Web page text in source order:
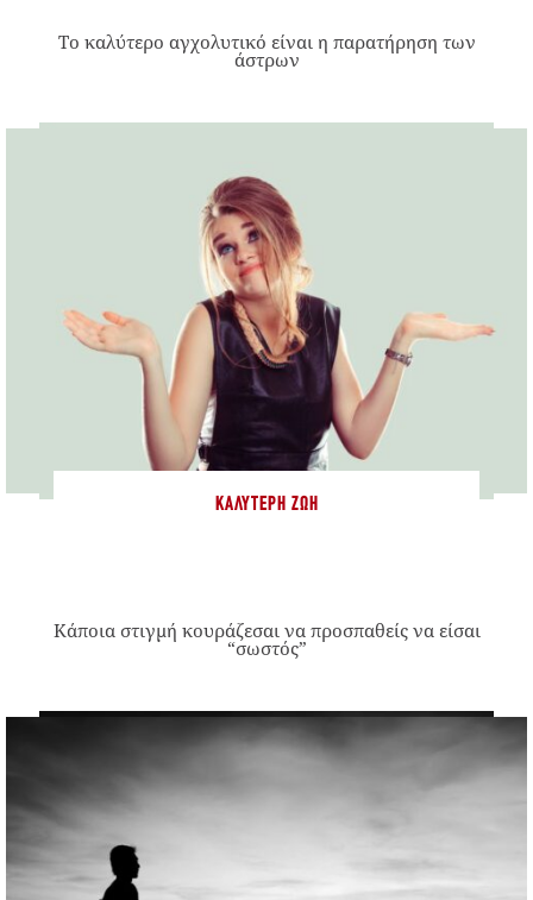
Το καλύτερο αγχολυτικό είναι η παρατήρηση των
άστρων
ΚΑΛΎΤΕΡΗ ΖΩΉ
Κάποια στιγμή κουράζεσαι να προσπαθείς να είσαι
“σωστός”